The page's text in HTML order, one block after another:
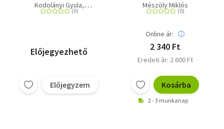
Kodolányi Gyula
Kodolányi János
Előjegyezhető
Előjegyzem
Mészöly Miklós
Online ár:
2 340 Ft
Eredeti ár: 2 600 Ft
Kosárba
2 - 3 munkanap